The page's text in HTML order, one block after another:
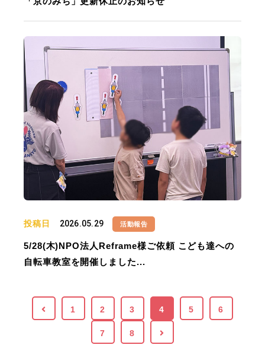
投稿日 2026.05.29 活動報告
5/28(木)NPO法人Reframe様ご依頼 こども達への
自転車教室を開催しました...
1 2 3 4 5 6
7 8